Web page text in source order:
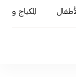
المكياج و